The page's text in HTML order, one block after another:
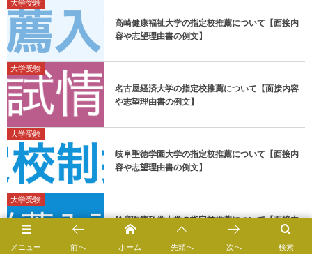
大学受験
高崎健康福祉大学の指定校推薦について【面接内
容や志望理由書の例文】
大学受験
名古屋経済大学の指定校推薦について【面接内容
や志望理由書の例文】
大学受験
岐阜聖徳学園大学の指定校推薦について【面接内
容や志望理由書の例文】
大学受験
鈴鹿医療科学大学の指定校推薦について【面接内
容や志望理由書の例文】
メニュー 検索
前へ ホーム 先頭へ 次へ